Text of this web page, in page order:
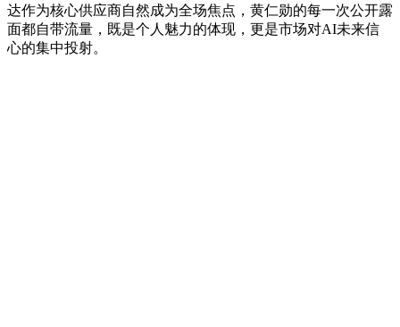
达作为核心供应商自然成为全场焦点，黄仁勋的每一次公开露
面都自带流量，既是个人魅力的体现，更是市场对AI未来信
心的集中投射。